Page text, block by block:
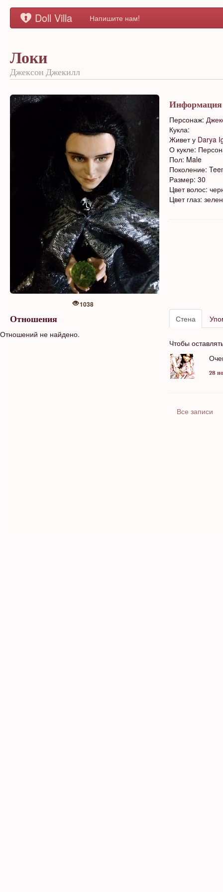
Doll Villa Напишите нам!
Локи
Джексон Джекилл
1038
Информация
Персонаж:
Кукла:
Живет у Darya
О кукле:
Пол: Male
Поколение:
Размер: 30
Цвет волос:
Цвет глаз:
Отношения
Отношений не найдено.
Стена
Чтобы
28
Все записи